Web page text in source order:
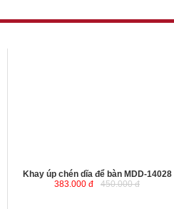
Khay úp chén dĩa để bàn MDD-14028
383.000 đ
450.000 đ